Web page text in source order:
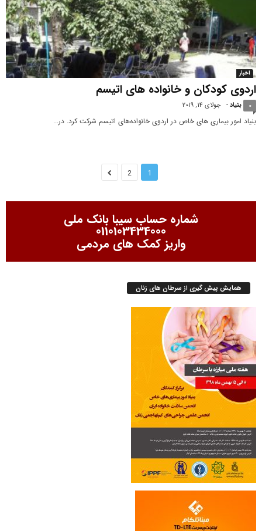
اخبار
اردوی کودکان و خانواده های اتیسم
بنیاد- جولای 14, 2019 0
بنیاد امور بیماری های خاص در اردوی خانواده‌های اتیسم شرکت کرد. در...
1
2
شماره حساب سیبا بانک ملی
0110103434000
واریز کمک های مردمی
همایش پیش گیری از سرطان های زنان